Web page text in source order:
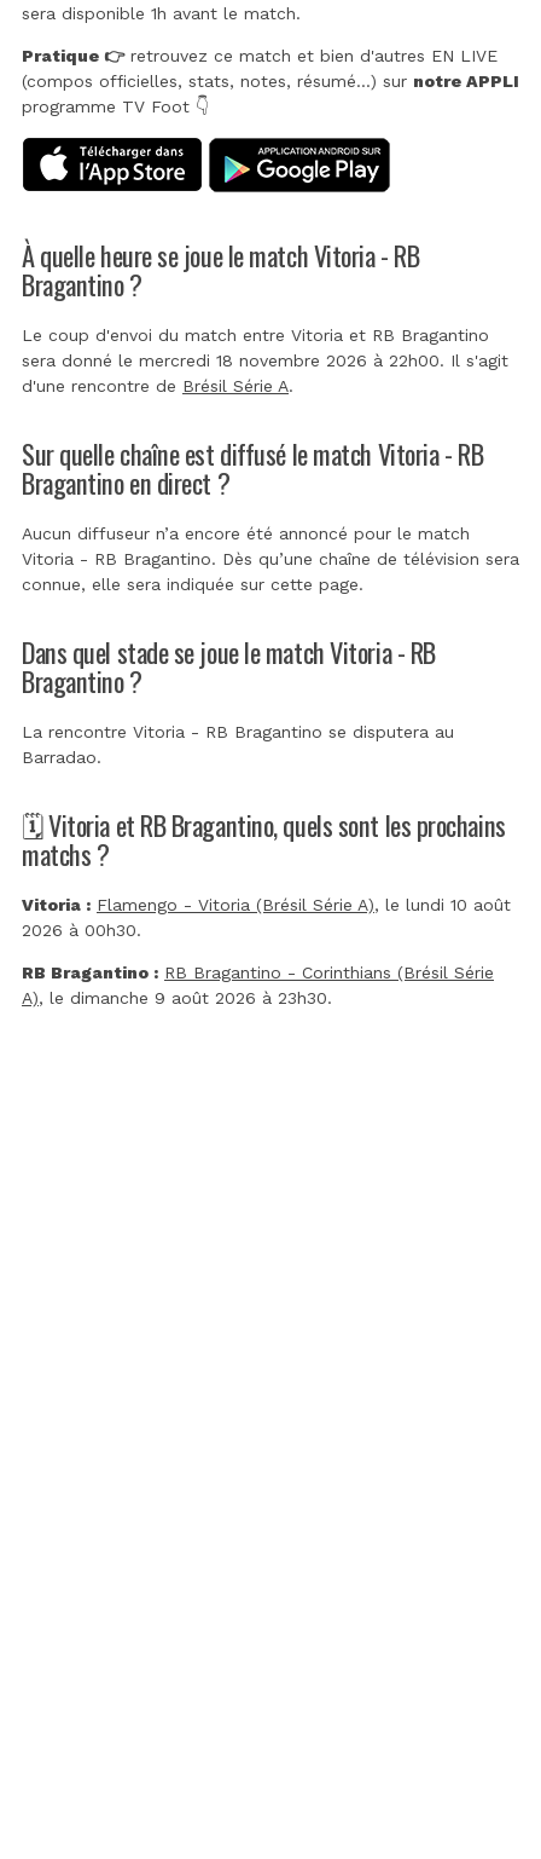
sera disponible 1h avant le match.
Pratique 👉retrouvez ce match et bien d'autres EN LIVE
(compos officielles, stats, notes, résumé...) sur notre APPLI
programme TV Foot 👇
À quelle heure se joue le match Vitoria - RB
Bragantino ?
Le coup d'envoi du match entre Vitoria et RB Bragantino
sera donné le mercredi 18 novembre 2026 à 22h00. Il s'agit
d'une rencontre de Brésil Série A.
Sur quelle chaîne est diffusé le match Vitoria - RB
Bragantino en direct ?
Aucun diffuseur n’a encore été annoncé pour le match
Vitoria - RB Bragantino. Dès qu’une chaîne de télévision sera
connue, elle sera indiquée sur cette page.
Dans quel stade se joue le match Vitoria - RB
Bragantino ?
La rencontre Vitoria - RB Bragantino se disputera au
Barradao.
🗓️ Vitoria et RB Bragantino, quels sont les prochains
matchs ?
Vitoria : Flamengo - Vitoria (Brésil Série A), le lundi 10 août
2026 à 00h30.
RB Bragantino : RB Bragantino - Corinthians (Brésil Série
A), le dimanche 9 août 2026 à 23h30.